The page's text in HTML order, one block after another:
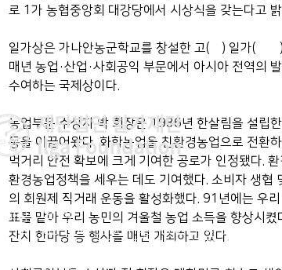
로 1가 농협중앙회 대강당에서 시상식을 갖는다고
일가상은 가나안농군학교를 창설한 고(故) 일가(一
매년 농업·산업·사회공익 부문에서 아시아 전역의
수여하는 국제상이다.
농업부문 수상자 박 회장은 1986년 한살림을 설립
동을 이끌어왔다. 화학농업을 친환경농업으로 전환
먹거리 안전 확보에 크게 기여한 공로가 인정됐다.
환경농업정책을 세우는 데도 기여했다. 소비자 생협
의 회원제 직거래 운동을 활성화했다. 91년에는 우
표를 맡아 우리 농민의 겨울철 농업 소득을 향상시켰
잔치 한마당 등 행사를 매년 개최하고 있다.
이사장 : 김 현
전 화 : 02-564-5990 | 팩스 : 02-564-5991
주 소 : 서울시 종로구 율곡로 190, 407호 (연지동, 여